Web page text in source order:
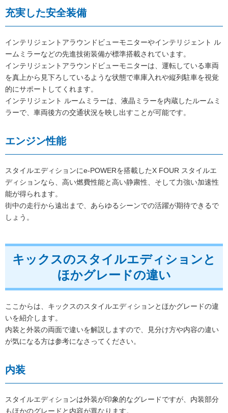
充実した安全装備
インテリジェントアラウンドビューモニターやインテリジェント ル
ームミラーなどの先進技術装備が標準搭載されています。
インテリジェントアラウンドビューモニターは、運転している車両
を真上から見下ろしているような状態で車庫入れや縦列駐車を視覚
的にサポートしてくれます。
インテリジェント ルームミラーは、液晶ミラーを内蔵したルームミ
ラーで、車両後方の交通状況を映し出すことが可能です。
エンジン性能
スタイルエディションにe-POWERを搭載したX FOUR スタイルエ
ディションなら、高い燃費性能と高い静粛性、そして力強い加速性
能が得られます。
街中の走行から遠出まで、あらゆるシーンでの活躍が期待できるで
しょう。
キックスのスタイルエディションと
ほかグレードの違い
ここからは、キックスのスタイルエディションとほかグレードの違
いを紹介します。
内装と外装の両面で違いを解説しますので、見分け方や内容の違い
が気になる方は参考になさってください。
内装
スタイルエディションは外装が印象的なグレードですが、内装部分
もほかのグレードと内容が異なります。